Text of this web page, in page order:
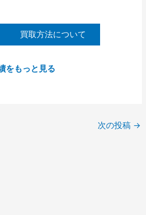
買取方法について
をもっと見る
次の投稿 →